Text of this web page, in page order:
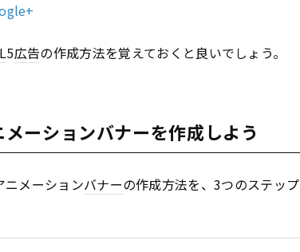
5広告の作成方法を覚えておくと良いでしょう。
ーションバナーを作成しよう
メーションバナーの作成方法を、3つのステップ